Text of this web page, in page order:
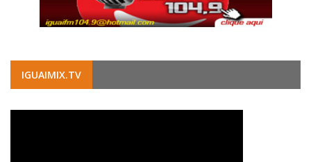
IGUAIMIX.TV